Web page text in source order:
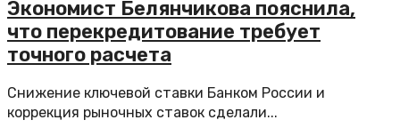
Экономист Белянчикова пояснила,
что перекредитование требует
точного расчета
Снижение ключевой ставки Банком России и
коррекция рыночных ставок сделали...